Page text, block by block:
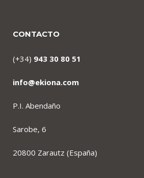
CONTACTO
(+34) 943 30 80 51
info@ekiona.com
P.I. Abendaño
Sarobe, 6
20800 Zarautz (España)